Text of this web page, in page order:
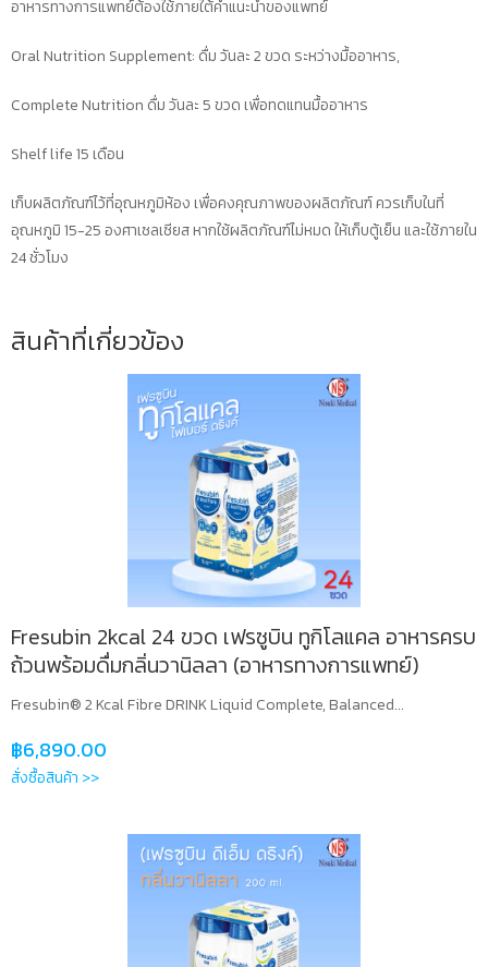
อาหารทางการแพทย์ต้องใช้ภายใต้คำแนะนำของแพทย์
Oral Nutrition Supplement: ดื่ม วันละ 2 ขวด ระหว่างมื้ออาหาร,
Complete Nutrition ดื่ม วันละ 5 ขวด เพื่อทดแทนมื้ออาหาร
Shelf life 15 เดือน
เก็บผลิตภัณฑ์ไว้ที่อุณหภูมิห้อง เพื่อคงคุณภาพของผลิตภัณฑ์ ควรเก็บในที่
อุณหภูมิ 15-25 องศาเซลเซียส หากใช้ผลิตภัณฑ์ไม่หมด ให้เก็บตู้เย็น และใช้ภายใน
24 ชั่วโมง
สินค้าที่เกี่ยวข้อง
Fresubin 2kcal 24 ขวด เฟรซูบิน ทูกิโลแคล อาหารครบ
ถ้วนพร้อมดื่มกลิ่นวานิลลา (อาหารทางการแพทย์)
Fresubin® 2 Kcal Fibre DRINK Liquid Complete, Balanced...
฿6,890.00
สั่งซื้อสินค้า >>